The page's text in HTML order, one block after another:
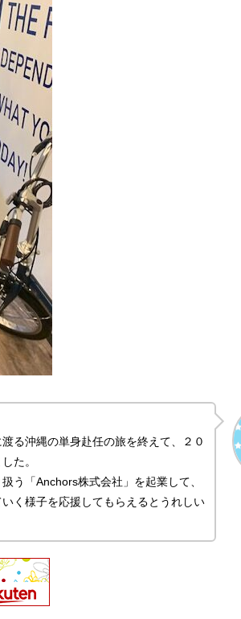
る沖縄の単身赴任の旅を終えて、２０
た。
う「Anchors株式会社」を起業して、
く様子を応援してもらえるとうれしい